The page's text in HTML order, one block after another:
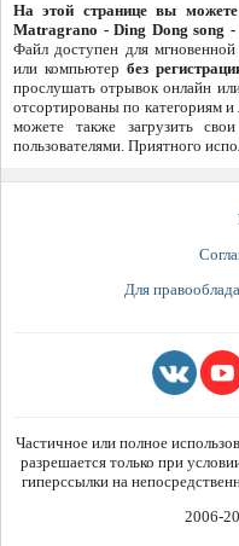
На этой странице вы
Matragrano - Ding Dong song
Файл доступен для
или компьютер без
прослушать отрывок онлайн
отсортированы по категориям и
можете также загрузить
пользователями. Приятного
Для
Частичное или полное
разрешается только при
гиперссылки на
2006-